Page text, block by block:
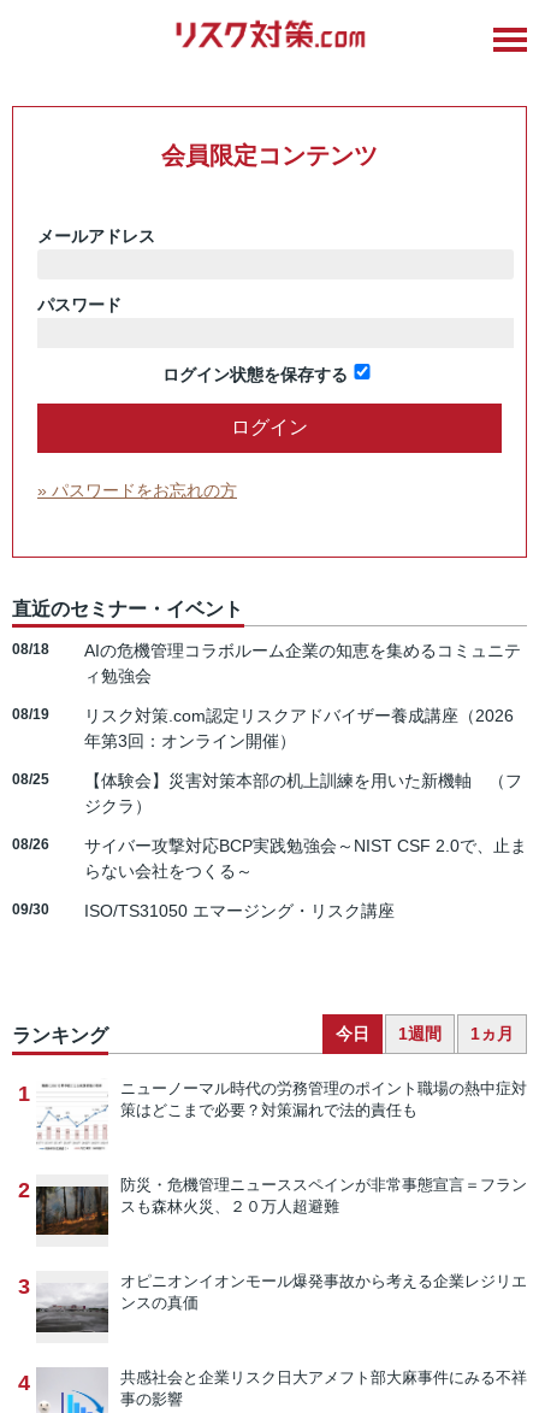
会員限定コンテンツ
メールアドレス
パスワード
ログイン状態を保存する
» パスワードをお忘れの方
直近のセミナー・イベント
08/18
AIの危機管理コラボルーム企業の知恵を集めるコミュニテ
ィ勉強会
08/19
リスク対策.com認定リスクアドバイザー養成講座（2026
年第3回：オンライン開催）
08/25
【体験会】災害対策本部の机上訓練を用いた新機軸 （フ
ジクラ）
08/26
サイバー攻撃対応BCP実践勉強会～NIST CSF 2.0で、止ま
らない会社をつくる～
09/30 ISO/TS31050 エマージング・リスク講座
ランキング 今日 1週間 1ヵ月
1 ニューノーマル時代の労務管理のポイント 職場の熱中症対
策はどこまで必要？対策漏れで法的責任も
2 防災・危機管理ニューススペインが非常事態宣言＝フラン
スも森林火災、２０万人超避難
3 オピニオンイオンモール爆発事故から考える企業レジリエ
ンスの真価
4 共感社会と企業リスク 日大アメフト部大麻事件にみる不祥
事の影響